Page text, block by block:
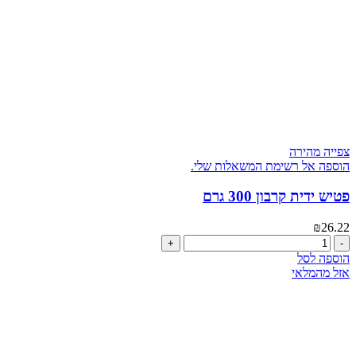
צפייה מהירה
הוספה אל רשימת המשאלות שלי.
פטיש ידית קרבון 300 גרם
₪26.22
כמות
של
פטיש
הוספה לסל
אזל מהמלאי